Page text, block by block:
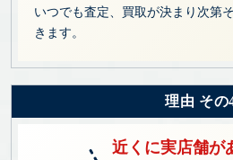
いつでも査定、買取が決まり次第
きます。
理由 その
近くに実店舗が